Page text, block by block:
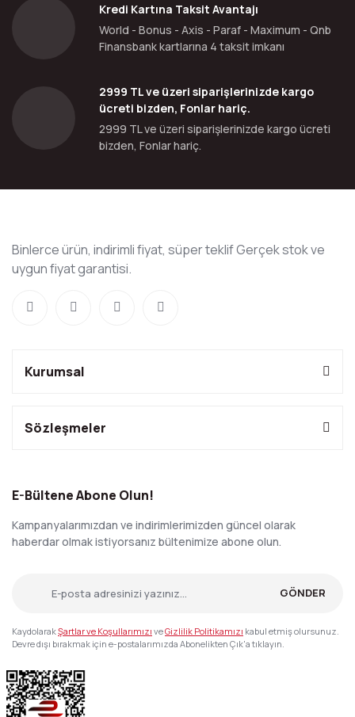
Kredi Kartına Taksit Avantajı
World - Bonus - Axis - Paraf - Maximum - Qnb
Finansbank kartlarına 4 taksit imkanı
2999 TL ve üzeri siparişlerinizde kargo
ücreti bizden, Fonlar hariç.
2999 TL ve üzeri siparişlerinizde kargo ücreti
bizden, Fonlar hariç.
Binlerce ürün, indirimli fiyat, süper teklif Gerçek stok ve
uygun fiyat garantisi.
Kurumsal
Sözleşmeler
E-Bültene Abone Olun!
Kampanyalarımızdan ve indirimlerimizden güncel olarak
haberdar olmak istiyorsanız bültenimize abone olun.
GÖNDER
KaydolarakŞartlar ve Koşullarımızı veGizlilik Politikamızı kabul etmiş olursunuz.
Devre dışı bırakmak için e-postalarımızda Abonelikten Çık'a tıklayın.